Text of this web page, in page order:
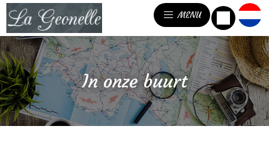
MENU
In onze buurt